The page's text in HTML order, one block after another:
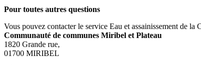
Pour toutes autres questions
Vous pouvez contacter le service Eau et assainissement de la
Communauté de communes Miribel et Plateau
1820 Grande rue,
01700 MIRIBEL